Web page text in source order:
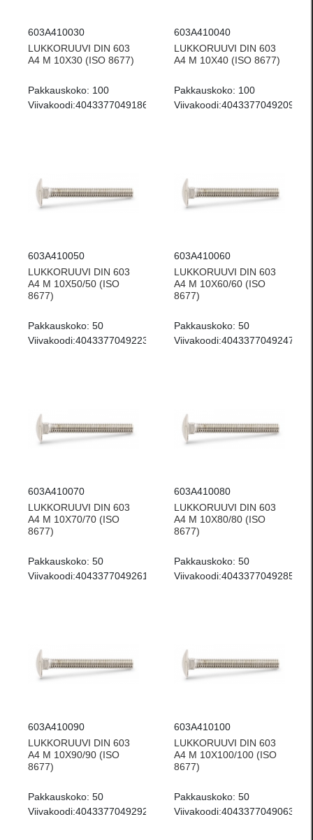
603A410030
LUKKORUUVI DIN 603
A4 M 10X30 (ISO 8677)
Pakkauskoko: 100
Viivakoodi:4043377049186
603A410040
LUKKORUUVI DIN 603
A4 M 10X40 (ISO 8677)
Pakkauskoko: 100
Viivakoodi:4043377049209
603A410050
LUKKORUUVI DIN 603
A4 M 10X50/50 (ISO
8677)
Pakkauskoko: 50
Viivakoodi:4043377049223
603A410060
LUKKORUUVI DIN 603
A4 M 10X60/60 (ISO
8677)
Pakkauskoko: 50
Viivakoodi:4043377049247
603A410070
LUKKORUUVI DIN 603
A4 M 10X70/70 (ISO
8677)
Pakkauskoko: 50
Viivakoodi:4043377049261
603A410080
LUKKORUUVI DIN 603
A4 M 10X80/80 (ISO
8677)
Pakkauskoko: 50
Viivakoodi:4043377049285
603A410090
LUKKORUUVI DIN 603
A4 M 10X90/90 (ISO
8677)
Pakkauskoko: 50
Viivakoodi:4043377049292
603A410100
LUKKORUUVI DIN 603
A4 M 10X100/100 (ISO
8677)
Pakkauskoko: 50
Viivakoodi:4043377049063